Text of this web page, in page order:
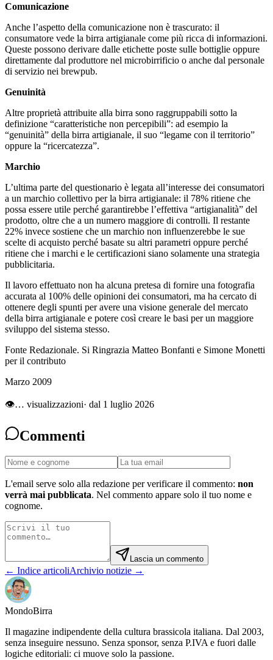
Comunicazione
Anche l’aspetto della comunicazione non è trascurato: il
consumatore vede la birra artigianale come più ricca di informazioni.
Queste possono derivare dalle etichette poste sulle bottiglie oppure
direttamente dal produttore nel microbirrificio o anche dal personale
di servizio nei brewpub.
Genuinità
Altre proprietà attribuite alla birra sono raggruppabili sotto la
definizione “caratteristiche non percepibili”: ad esempio la
“genuinità” della birra artigianale, il suo “legame con il territorio”
oppure la “ricercatezza”.
Marchio
L’ultima parte del questionario è legata all’interesse dei consumatori
a un marchio collettivo per la birra artigianale: il 78% ritiene che
possa essere utile perché garantirebbe l’effettiva “artigianalità” del
prodotto, oltre che a un numero maggiore di controlli. Il restante
22% invece sostiene che un marchio non influenzerebbe le sue
scelte di acquisto perché basate su altri parametri oppure perché
ritiene che i marchi e le certificazioni siano solamente una strategia
pubblicitaria.
Il lavoro effettuato non ha alcuna pretesa di fornire una fotografia
accurata al 100% delle opinioni dei consumatori, ma ha cercato di
ottenere degli spunti per avere una visione generale del mercato
della birra artigianale e potere così creare le basi per un maggiore
sviluppo del sistema stesso.
Fonte Redazionale. Si Ringrazia Matteo Bonfanti e Simone Monetti
per il contributo
Marzo 2009
👁… visualizzazioni· dal 1 luglio 2026
Commenti
L'email serve solo alla redazione per verificare il commento: non
verrà mai pubblicata. Nel commento appare solo il tuo nome e
cognome.
Lascia un commento
← Indice articoliArchivio notizie →
MondoBirra
Il magazine indipendente della cultura brassicola italiana. Dal 2003,
senza inseguire nessuno. Senza sponsor, senza P.IVA e fuori dalle
logiche editoriali: ci muove solo la passione.